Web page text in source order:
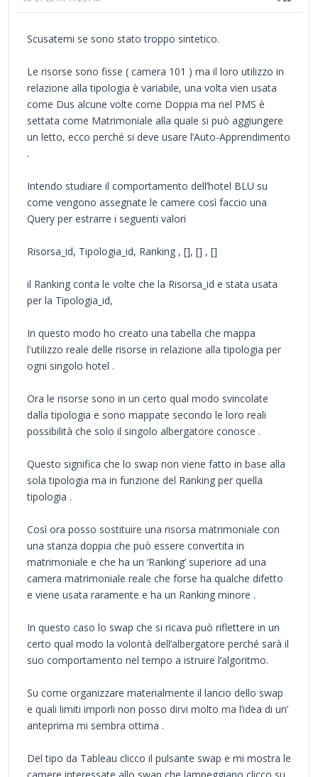
Scusatemi se sono stato troppo sintetico.
Le risorse sono fisse ( camera 101 ) ma il loro utilizzo in
relazione alla tipologia è variabile, una volta vien usata
come Dus alcune volte come Doppia ma nel PMS è
settata come Matrimoniale alla quale si può aggiungere
un letto, ecco perché si deve usare l’Auto-Apprendimento
.
Intendo studiare il comportamento dell’hotel BLU su
come vengono assegnate le camere così faccio una
Query per estrarre i seguenti valori
Risorsa_id, Tipologia_id, Ranking , [], [] , []
il Ranking conta le volte che la Risorsa_id e stata usata
per la Tipologia_id,
In questo modo ho creato una tabella che mappa
l'utilizzo reale delle risorse in relazione alla tipologia per
ogni singolo hotel .
Ora le risorse sono in un certo qual modo svincolate
dalla tipologia e sono mappate secondo le loro reali
possibilità che solo il singolo albergatore conosce .
Questo significa che lo swap non viene fatto in base alla
sola tipologia ma in funzione del Ranking per quella
tipologia .
Così ora posso sostituire una risorsa matrimoniale con
una stanza doppia che può essere convertita in
matrimoniale e che ha un ‘Ranking’ superiore ad una
camera matrimoniale reale che forse ha qualche difetto
e viene usata raramente e ha un Ranking minore .
In questo caso lo swap che si ricava può riflettere in un
certo qual modo la volontà dell’albergatore perché sarà il
suo comportamento nel tempo a istruire l’algoritmo.
Su come organizzare materialmente il lancio dello swap
e quali limiti imporli non posso dirvi molto ma l’idea di un’
anteprima mi sembra ottima .
Del tipo da Tableau clicco il pulsante swap e mi mostra le